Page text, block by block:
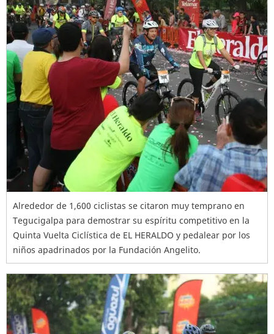
Alrededor de 1,600 ciclistas se citaron muy temprano en
Tegucigalpa para demostrar su espíritu competitivo en la
Quinta Vuelta Ciclística de EL HERALDO y pedalear por los
niños apadrinados por la Fundación Angelito.